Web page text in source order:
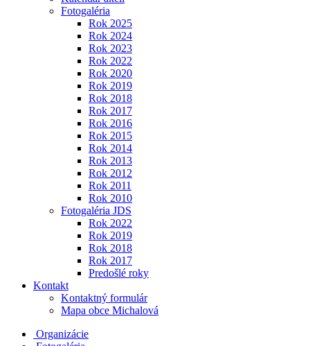
Fotogaléria
Rok 2025
Rok 2024
Rok 2023
Rok 2022
Rok 2020
Rok 2019
Rok 2018
Rok 2017
Rok 2016
Rok 2015
Rok 2014
Rok 2013
Rok 2012
Rok 2011
Rok 2010
Fotogaléria JDS
Rok 2022
Rok 2019
Rok 2018
Rok 2017
Predošlé roky
Kontakt
Kontaktný formulár
Mapa obce Michalová
Organizácie